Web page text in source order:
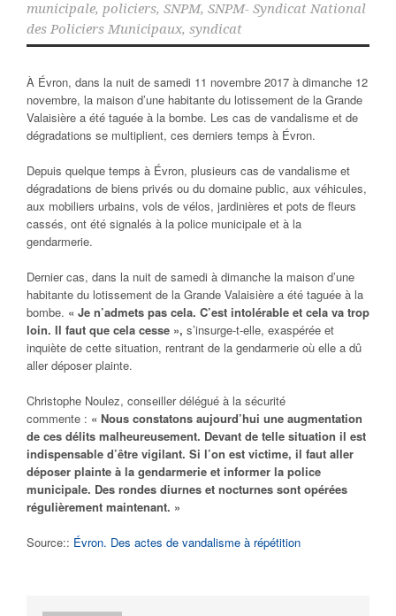
municipale, policiers, SNPM, SNPM- Syndicat National
des Policiers Municipaux, syndicat
À Évron, dans la nuit de samedi 11 novembre 2017 à dimanche 12
novembre, la maison d’une habitante du lotissement de la Grande
Valaisière a été taguée à la bombe. Les cas de vandalisme et de
dégradations se multiplient, ces derniers temps à Évron.
Depuis quelque temps à Évron, plusieurs cas de vandalisme et
dégradations de biens privés ou du domaine public, aux véhicules,
aux mobiliers urbains, vols de vélos, jardinières et pots de fleurs
cassés, ont été signalés à la police municipale et à la
gendarmerie.
Dernier cas, dans la nuit de samedi à dimanche la maison d’une
habitante du lotissement de la Grande Valaisière a été taguée à la
bombe. « Je n’admets pas cela. C’est intolérable et cela va trop
loin. Il faut que cela cesse », s’insurge-t-elle, exaspérée et
inquiète de cette situation, rentrant de la gendarmerie où elle a dû
aller déposer plainte.
Christophe Noulez, conseiller délégué à la sécurité
commente : « Nous constatons aujourd’hui une augmentation
de ces délits malheureusement. Devant de telle situation il est
indispensable d’être vigilant. Si l’on est victime, il faut aller
déposer plainte à la gendarmerie et informer la police
municipale. Des rondes diurnes et nocturnes sont opérées
régulièrement maintenant. »
Source:: Évron. Des actes de vandalisme à répétition